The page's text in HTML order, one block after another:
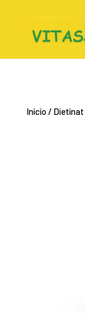
Inicio/ Dietinat